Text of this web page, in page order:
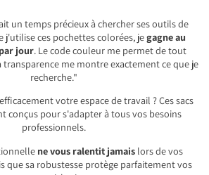
un temps précieux à chercher ses outils de
j'utilise ces pochettes colorées, jegagne au
jour. Le code couleur me permet de tout
me montre exactement ce que je
recherche."
votre espace de travail ? Ces sacs
conçus pour s'adapter à tous vos besoins
professionnels.
ne vous ralentit jamais lors de vos
que sa robustesse protège parfaitement vos